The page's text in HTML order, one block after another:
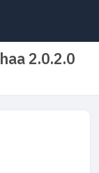
2.0.2.0